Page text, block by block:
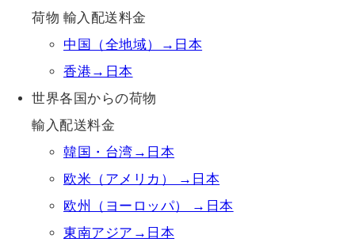
荷物 輸入配送料金
中国（全地域）→日本
香港→日本
世界各国からの荷物
輸入配送料金
韓国・台湾→日本
欧米（アメリカ） →日本
欧州（ヨーロッパ） →日本
東南アジア→日本